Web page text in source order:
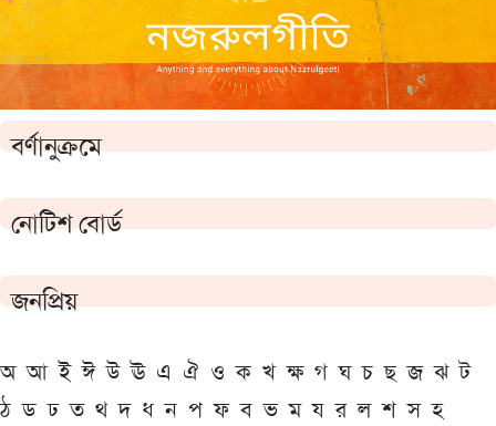
বর্ণানুক্রমে
নোটিশ বোর্ড
জনপ্রিয়
অ আ ই ঈ উ ঊ এ ঐ ও ক খ ক্ষ গ ঘ চ ছ জ ঝ ট
ঠ ড ঢ ত থ দ ধ ন প ফ ব ভ ম য র ল শ স হ